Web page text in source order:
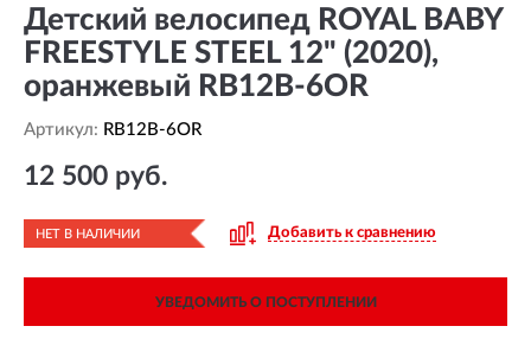
Детский велосипед ROYAL BABY
FREESTYLE STEEL 12" (2020),
оранжевый RB12B-6OR
Артикул: RB12B-6OR
12 500 руб.
НЕТ В НАЛИЧИИ Добавить к сравнению
УВЕДОМИТЬ О ПОСТУПЛЕНИИ